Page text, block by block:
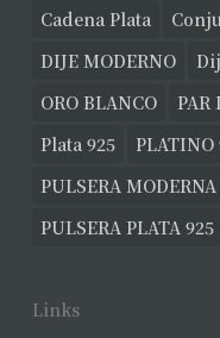
Cadena Plata
DIJE MODERNO
ORO BLANCO
PAR
Plata 925
PLATINO
PULSERA MODERNA
PULSERA PLATA 925
Links